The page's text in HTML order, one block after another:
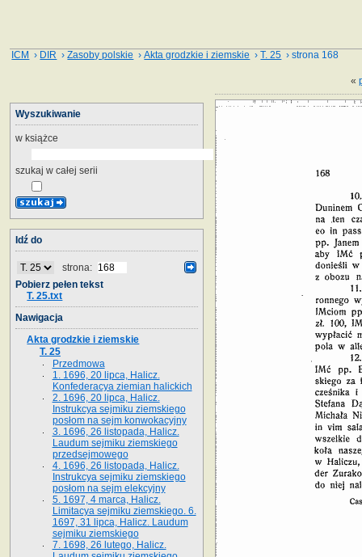
ICM › DIR ›Zasoby polskie ›Akta grodzkie i ziemskie ›T. 25 › strona 168
«
Wyszukiwanie
w książce
szukaj w całej serii
Idź do
strona:
Pobierz pełen tekst
T. 25.txt
Nawigacja
Akta grodzkie i ziemskie
T. 25
Przedmowa
1. 1696, 20 lipca, Halicz.
Konfederacya ziemian halickich
2. 1696, 20 lipca, Halicz.
Instrukcya sejmiku ziemskiego
posłom na sejm konwokacyjny
3. 1696, 26 listopada, Halicz.
Laudum sejmiku ziemskiego
przedsejmowego
4. 1696, 26 listopada, Halicz.
Instrukcya sejmiku ziemskiego
posłom na sejm elekcyjny
5. 1697, 4 marca, Halicz.
Limitacya sejmiku ziemskiego. 6.
1697, 31 lipca, Halicz. Laudum
sejmiku ziemskiego
7. 1698, 26 lutego, Halicz.